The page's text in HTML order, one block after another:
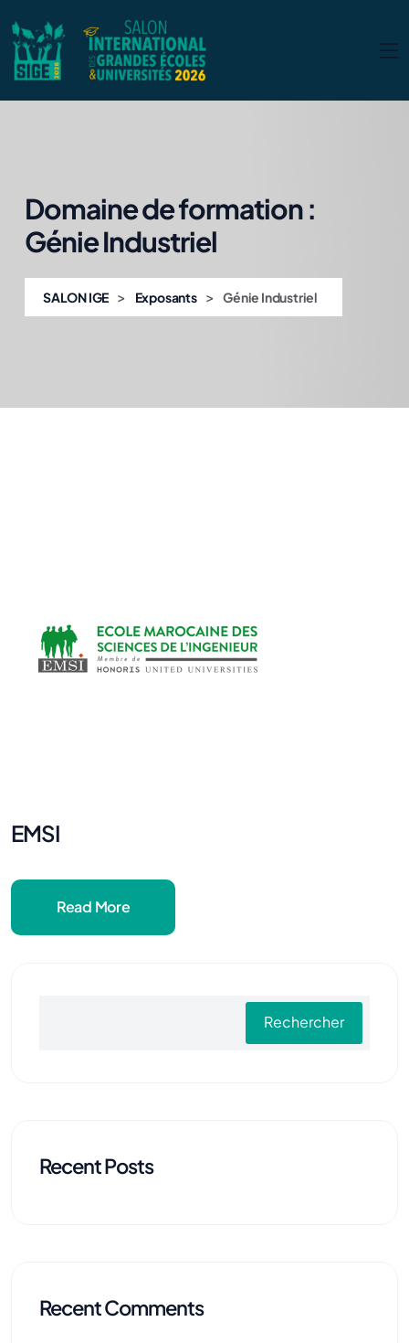
Domaine de formation :
Génie Industriel
SALON IGE > Exposants > Génie Industriel
EMSI
Read More
Rechercher
Recent Posts
Recent Comments